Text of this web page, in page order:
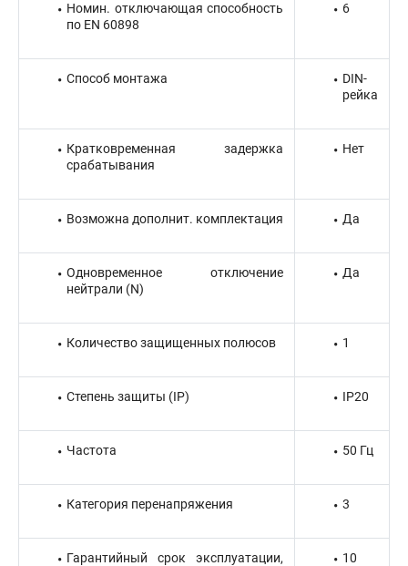
Номин. отключающая способность
по EN 60898
6
Способ монтажа
DIN-
рейка
Кратковременная задержка
срабатывания
Нет
Возможна дополнит. комплектация Да
Одновременное отключение
нейтрали (N)
Да
Количество защищенных полюсов 1
Степень защиты (IP) IP20
Частота 50 Гц
Категория перенапряжения 3
Гарантийный срок эксплуатации,
10